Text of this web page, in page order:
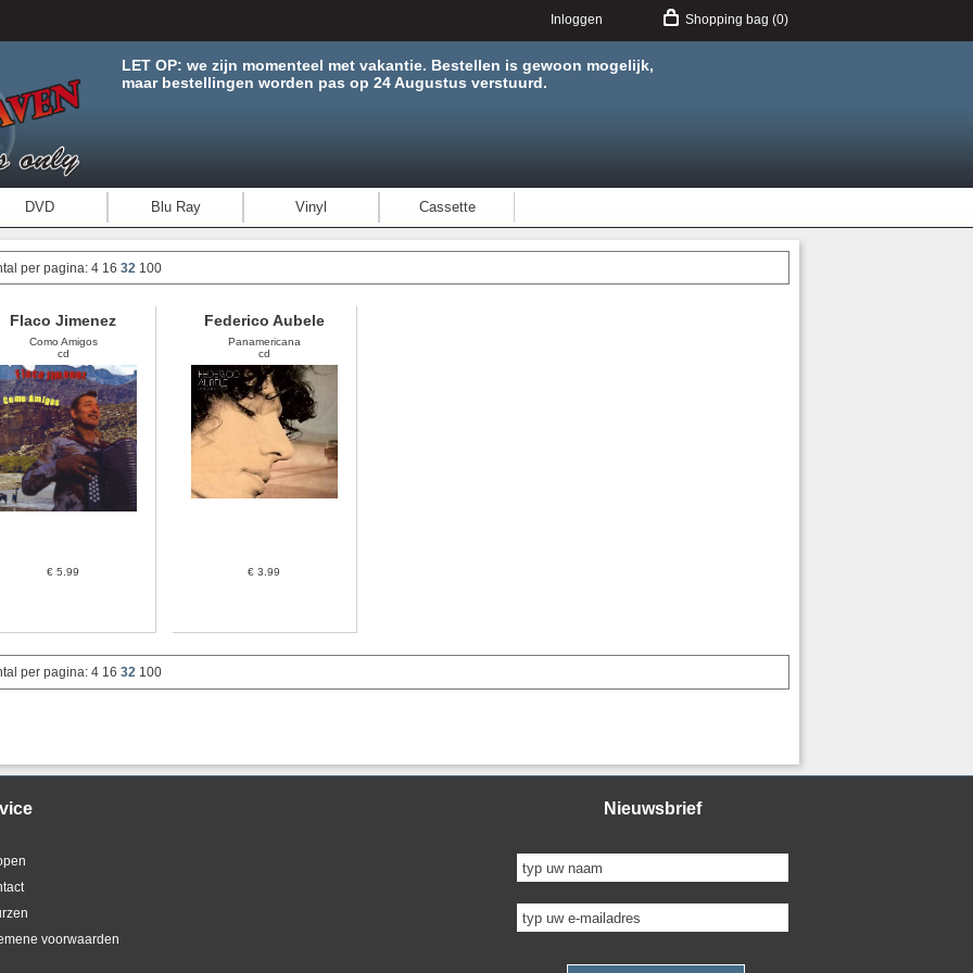
Shopping bag (0)
Inloggen
LET OP: we zijn momenteel met vakantie. Bestellen is gewoon mogelijk,
maar bestellingen worden pas op 24 Augustus verstuurd.
DVD Blu Ray Vinyl Cassette
per pagina:4 1632 100
Flaco Jimenez
Como Amigos
cd
€ 5.99
Federico Aubele
Panamericana
cd
€ 3.99
per pagina:4 1632 100
Nieuwsbrief
voorwaarden